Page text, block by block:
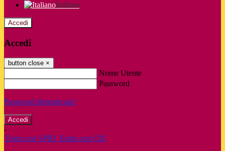
Italiano
Accedi
Accedi
button close ×
Nome Utente
Password
Password dimenticata?
-
Entra con SPID Entra con CIE